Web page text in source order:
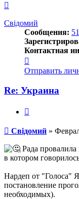
началу
Свідомий
Сообщения:
Контактная
информация
пользователя
Отправить
Re: Украина
Сообщение
Свідомий »
Рада
в котором
Нардеп от "Голоса"
постановление
необходимых).